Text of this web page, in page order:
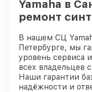
Yamaha в
ремонт
В нашем СЦ
Петербурге, мы
уровень сервиса
всех владельцев
Наши гарантии
надёжности и